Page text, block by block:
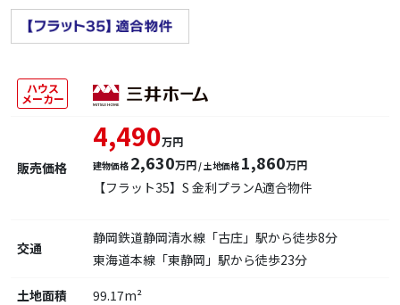
ハウス
メーカー
販売価格
4,490万円
建物価格 2,630万円 / 土地価格 1,860万円
【フラット35】S 金利プランA適合物件
交通
静岡鉄道静岡清水線「古庄」駅から徒歩8分
東海道本線「東静岡」駅から徒歩23分
土地面積
99.17m²